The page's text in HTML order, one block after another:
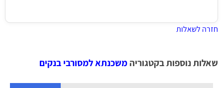
חזרה לשאלות
שאלות נוספות בקטגוריה משכנתא למסורבי בנקים